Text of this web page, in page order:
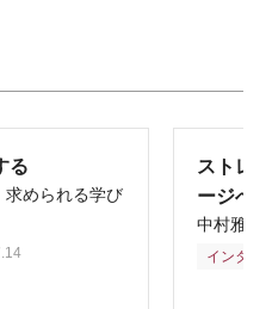
る
求められる学び
ストレ
ージへ
中村雅俊
インタビ